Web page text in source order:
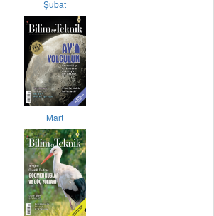
Şubat
Mart